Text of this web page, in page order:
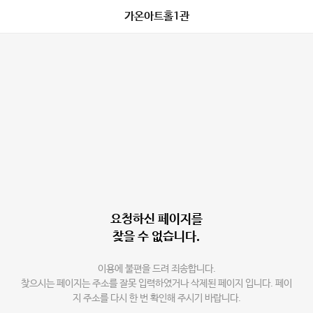
가온아트홀1관
요청하신 페이지를
찾을 수 없습니다.
이용에 불편을 드려 죄송합니다.
찾으시는 페이지는 주소를 잘못 입력하였거나 삭제된 페이지 입니다. 페이
지 주소를 다시 한 번 확인해 주시기 바랍니다.